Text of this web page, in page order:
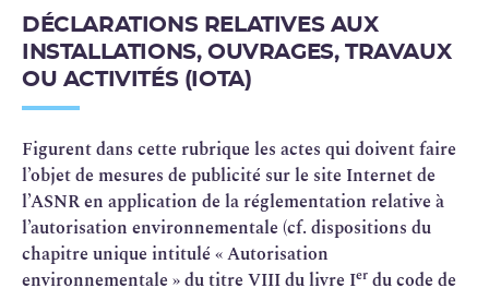
DÉCLARATIONS RELATIVES AUX
INSTALLATIONS, OUVRAGES, TRAVAUX
OU ACTIVITÉS (IOTA)
Figurent dans cette rubrique les actes qui doivent faire
l’objet de mesures de publicité sur le site Internet de
l’ASNR en application de la réglementation relative à
l’autorisation environnementale (cf. dispositions du
chapitre unique intitulé « Autorisation
environnementale » du titre VIII du livre Ier du code de